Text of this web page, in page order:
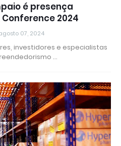
é presença
2024
07, 2024
investidores e especialistas
…